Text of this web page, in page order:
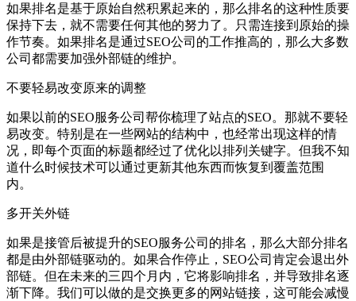
如果排名是基于原始自然积累起来的，那么排名的这种性质要
保持下去，就不需要任何其他的努力了。只需连接到原始的操
作节奏。如果排名是通过SEO公司的工作推高的，那么大多数
公司都需要加强外部链的维护。
不要轻易改变原来的调整
如果以前的SEO服务公司帮你梳理了站点的SEO。那就不要轻
易改变。特别是在一些网站的结构中，也经常出现这样的情
况，即每个页面的标题都经过了优化以排列关键字。但我不知
道什么时候技术可以通过更新其他东西而恢复到覆盖范围
内。
多开关外链
如果是接管后被提升的SEO服务公司的排名，那么大部分排名
都是由外部链驱动的。如果合作停止，SEO公司肯定会退出外
部链。但在未来的三四个月内，它将影响排名，并导致排名逐
渐下降。我们可以做的是交换更多的网站链接，这可能会减慢